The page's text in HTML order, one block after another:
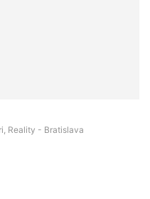
Reality - Bratislava